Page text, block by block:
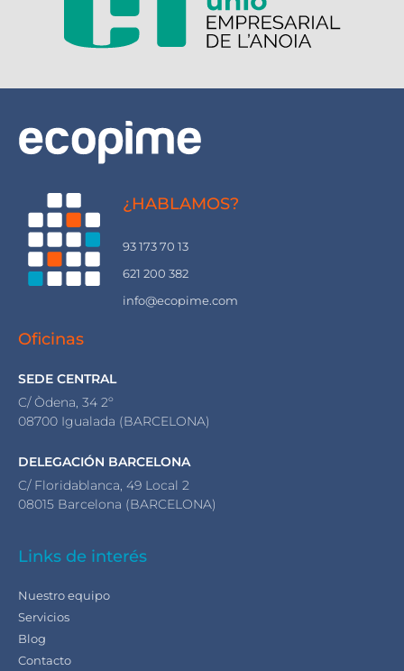
¿HABLAMOS?
93 173 70 13
621 200 382
info@ecopime.com
Oficinas
SEDE CENTRAL
C/ Òdena, 34 2º
08700 Igualada (BARCELONA)
DELEGACIÓN BARCELONA
C/ Floridablanca, 49 Local 2
08015 Barcelona (BARCELONA)
Links de interés
Nuestro equipo
Servicios
Blog
Contacto